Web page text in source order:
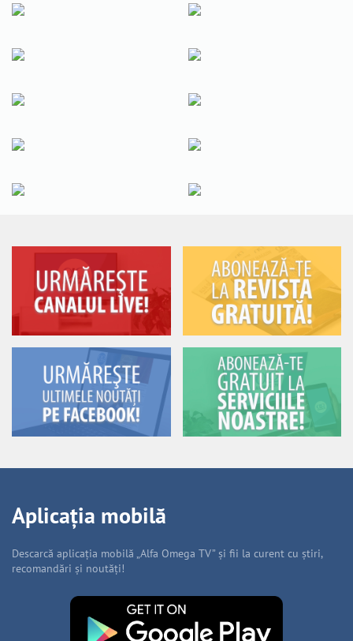
Aplicația mobilă
Descarcă aplicația mobilă „Alfa Omega TV” și fii la curent cu știri,
recomandări și noutăți!